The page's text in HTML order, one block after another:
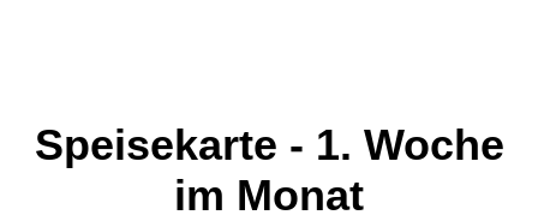
Speisekarte - 1. Woche
im Monat